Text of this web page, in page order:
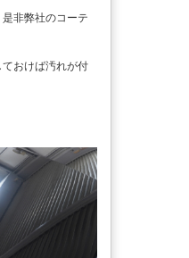
非弊社のコーテ
おけば汚れが付